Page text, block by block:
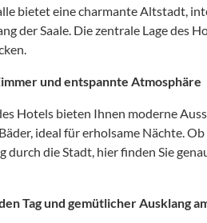
bietet eine charmante Altstadt,
der Saale. Die zentrale Lage des
und entspannte Atmosphäre
Hotels bieten Ihnen moderne
ideal für erholsame Nächte.
durch die Stadt, hier finden Sie
Tag und gemütlicher Ausklang